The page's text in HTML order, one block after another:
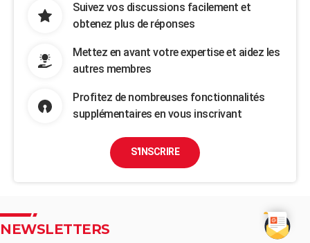
Suivez vos discussions facilement et
obtenez plus de réponses
Mettez en avant votre expertise et aidez les
autres membres
Profitez de nombreuses fonctionnalités
supplémentaires en vous inscrivant
S'INSCRIRE
NEWSLETTERS